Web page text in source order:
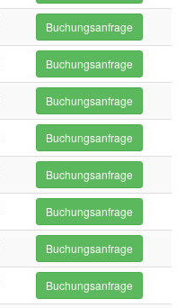
Buchungsanfrage
Buchungsanfrage
Buchungsanfrage
Buchungsanfrage
Buchungsanfrage
Buchungsanfrage
Buchungsanfrage
Buchungsanfrage